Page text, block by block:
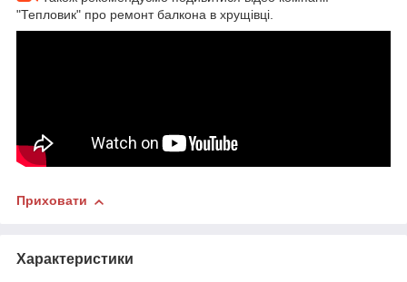
"Тепловик" про ремонт балкона в хрущівці.
Приховати
Характеристики